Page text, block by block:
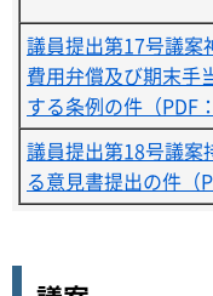
議員提出第17号議案
費用弁償及び期末手
する条例の件（PDF
議員提出第18号議案
る意見書提出の件（